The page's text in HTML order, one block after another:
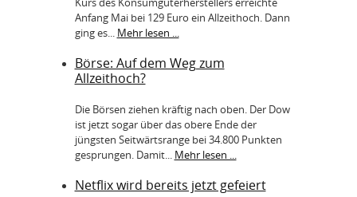
Anfang Mai bei 129 Euro ein Allzeithoch. Dann
ging es... Mehr lesen ...
Börse: Auf dem Weg zum
Allzeithoch?
Die Börsen ziehen kräftig nach oben. Der Dow
ist jetzt sogar über das obere Ende der
jüngsten Seitwärtsrange bei 34.800 Punkten
gesprungen. Damit... Mehr lesen ...
Netflix wird bereits jetzt gefeiert